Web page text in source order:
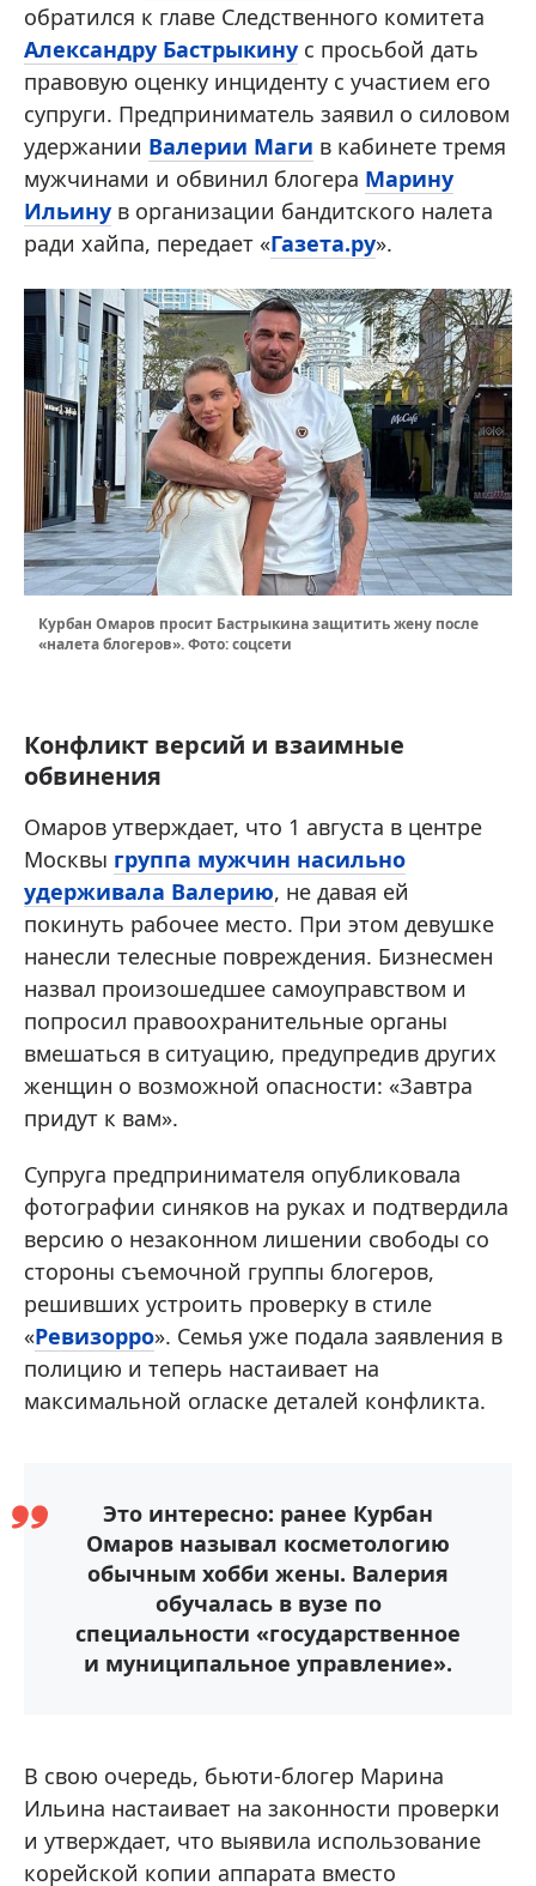
обратился к главе Следственного комитета
Александру Бастрыкину с просьбой дать
правовую оценку инциденту с участием его
супруги. Предприниматель заявил о силовом
удержании Валерии Маги в кабинете тремя
мужчинами и обвинил блогера Марину
Ильину в организации бандитского налета
ради хайпа, передает «Газета.ру».
Курбан Омаров просит Бастрыкина защитить жену после
«налета блогеров». Фото: соцсети
Конфликт версий и взаимные
обвинения
Омаров утверждает, что 1 августа в центре
Москвы группа мужчин насильно
удерживала Валерию, не давая ей
покинуть рабочее место. При этом девушке
нанесли телесные повреждения. Бизнесмен
назвал произошедшее самоуправством и
попросил правоохранительные органы
вмешаться в ситуацию, предупредив других
женщин о возможной опасности: «Завтра
придут к вам».
Супруга предпринимателя опубликовала
фотографии синяков на руках и подтвердила
версию о незаконном лишении свободы со
стороны съемочной группы блогеров,
решивших устроить проверку в стиле
«Ревизорро». Семья уже подала заявления в
полицию и теперь настаивает на
максимальной огласке деталей конфликта.
Это интересно: ранее Курбан
Омаров называл косметологию
обычным хобби жены. Валерия
обучалась в вузе по
специальности «государственное
и муниципальное управление».
В свою очередь, бьюти-блогер Марина
Ильина настаивает на законности проверки
и утверждает, что выявила использование
корейской копии аппарата вместо